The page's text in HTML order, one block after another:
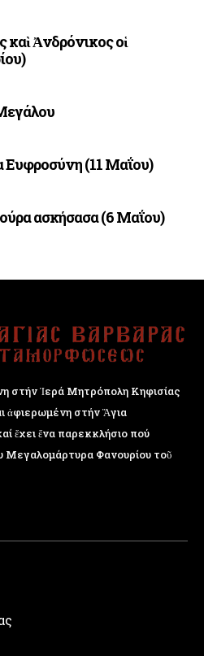
καὶ Ἀνδρόνικος οἱ
Ευφροσύνη (11 Μαΐου)
ασκήσασα (6 Μαΐου)
στήν Ἱερά Μητρόπολη Κηφισίας
ἀφιερωμένη στήν Ἅγια
ἔχει ἕνα παρεκκλήσιο πού
Μεγαλομάρτυρα Φανουρίου τοῦ